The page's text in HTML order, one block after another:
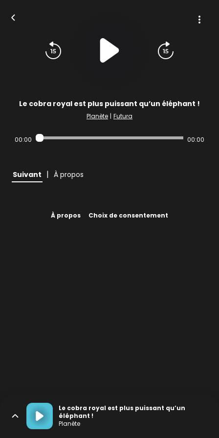
Le cobra royal est plus puissant qu’un éléphant !
Planète | Futura
00:00 00:00
Suivant | À propos
À propos Choix de consentement
Le cobra royal est plus puissant qu’un
éléphant !
Planète